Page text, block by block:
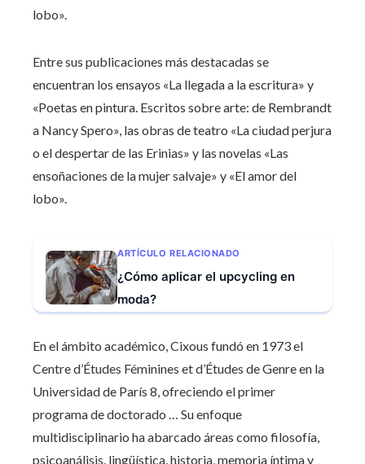
lobo».
Entre sus publicaciones más destacadas se
encuentran los ensayos «La llegada a la escritura» y
«Poetas en pintura. Escritos sobre arte: de Rembrandt
a Nancy Spero», las obras de teatro «La ciudad perjura
o el despertar de las Erinias» y las novelas «Las
ensoñaciones de la mujer salvaje» y «El amor del
lobo».​
ARTÍCULO RELACIONADO
¿Cómo aplicar el upcycling en
moda?
En el ámbito académico, Cixous fundó en 1973 el
Centre d’Études Féminines et d’Études de Genre en la
Universidad de París 8, ofreciendo el primer
programa de doctorado … Su enfoque
multidisciplinario ha abarcado áreas como filosofía,
psicoanálisis, lingüística, historia, memoria íntima y